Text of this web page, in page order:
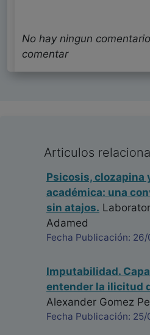
No hay ningun
comentar
Articulos
Psicosis, clozapina
académica: una
sin atajos.
Adamed
Fecha Publicación:
Imputabilidad.
entender la ilicitud
Alexander Gomez
Fecha Publicación: